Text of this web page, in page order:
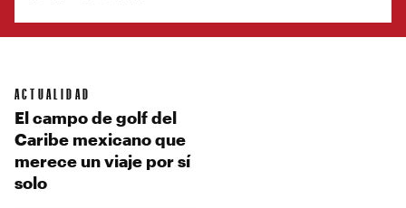
ACTUALIDAD
El campo de golf del
Caribe mexicano que
merece un viaje por sí
solo